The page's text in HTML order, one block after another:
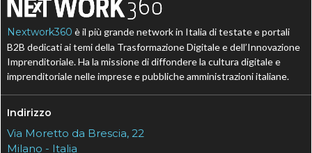
Nextwork360 è il più grande network in Italia di testate e portali
B2B dedicati ai temi della Trasformazione Digitale e dell’Innovazione
Imprenditoriale. Ha la missione di diffondere la cultura digitale e
imprenditoriale nelle imprese e pubbliche amministrazioni italiane.
Indirizzo
Via Moretto da Brescia, 22
Milano - Italia